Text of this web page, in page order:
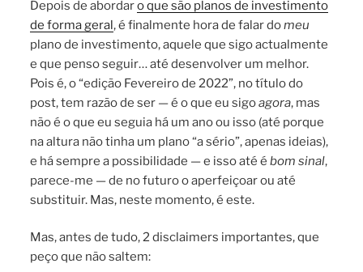
Depois de abordaro que são planos de investimento
de forma geral, é finalmente hora de falar domeu
plano de investimento, aquele que sigo actualmente
e que penso seguir… até desenvolver um melhor.
Pois é, o “edição Fevereiro de 2022”, no título do
post, tem razão de ser — é o que eu sigoagora, mas
não é o que eu seguia há um ano ou isso (até porque
na altura não tinha um plano “a sério”, apenas ideias),
e há sempre a possibilidade — e isso até ébom sinal,
parece-me — de no futuro o aperfeiçoar ou até
substituir. Mas, neste momento, é este.
Mas, antes de tudo, 2 disclaimers importantes, que
peço que não saltem: